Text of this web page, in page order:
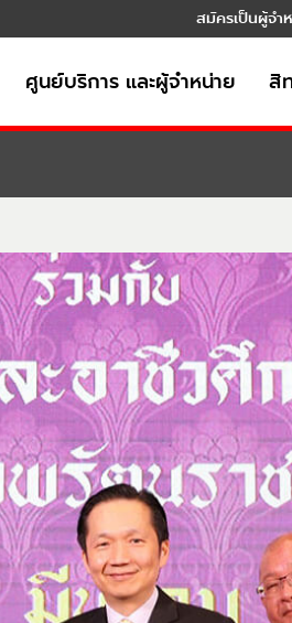
สมัครเป็นผู้จำ
ศูนย์บริการ และผู้จำหน่าย สิ